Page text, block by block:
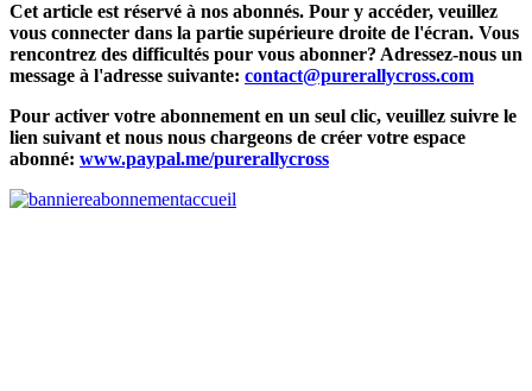
Cet article est réservé à nos abonnés. Pour y accéder, veuillez
vous connecter dans la partie supérieure droite de l'écran. Vous
rencontrez des difficultés pour vous abonner? Adressez-nous un
message à l'adresse suivante: contact@purerallycross.com
Pour activer votre abonnement en un seul clic, veuillez suivre le
lien suivant et nous nous chargeons de créer votre espace
abonné: www.paypal.me/purerallycross